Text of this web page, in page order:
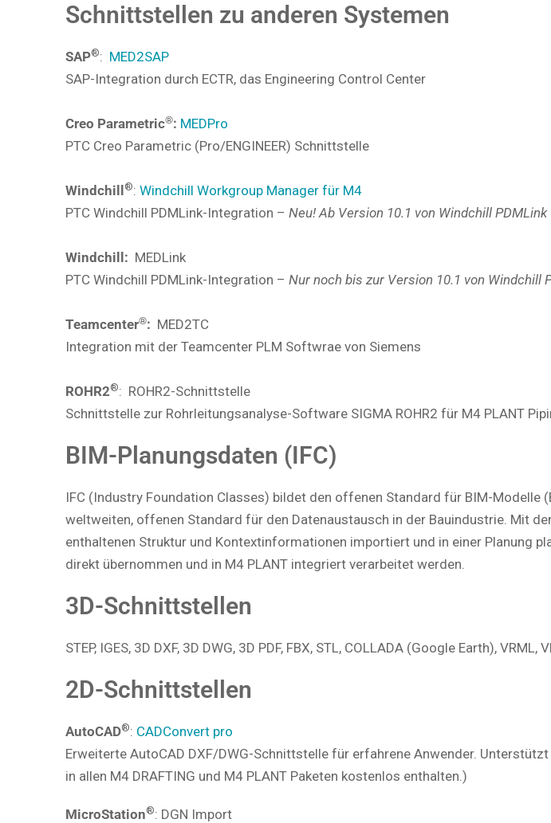
Schnittstellen zu anderen Systemen
SAP®: MED2SAP
SAP-Integration durch ECTR, das Engineering Control Center
Creo Parametric®: MEDPro
PTC Creo Parametric (Pro/ENGINEER) Schnittstelle
Windchill ®: Windchill Workgroup Manager für M4
PTC Windchill PDMLink-Integration – Neu!Ab Version 10.1 von Windchill
Windchill: MEDLink
PTC Windchill PDMLink-Integration – Nur noch bis zur Version 10.1 von Windchill
Teamcenter®: MED2TC
Integration mit der Teamcenter PLM Softwrae von Siemens
ROHR2®: ROHR2-Schnittstelle
Schnittstelle zur Rohrleitungsanalyse-Software SIGMA ROHR2 für M4 PLANT
BIM-Planungsdaten (IFC)
IFC (Industry Foundation Classes) bildet den offenen Standard für BIM-
weltweiten, offenen Standard für den Datenaustausch in der Bauindustrie. Mit
enthaltenen Struktur und Kontextinformationen importiert und in einer Planung
direkt übernommen und in M4 PLANT integriert verarbeitet werden.
3D-Schnittstellen
STEP, IGES, 3D DXF, 3D DWG, 3D PDF, FBX, STL, COLLADA (Google Earth), VRML,
2D-Schnittstellen
AutoCAD®: CADConvert pro
Erweiterte AutoCAD DXF/DWG-Schnittstelle für erfahrene Anwender.
in allen M4 DRAFTING und M4 PLANT Paketen kostenlos enthalten.)
MicroStation®: DGN Import